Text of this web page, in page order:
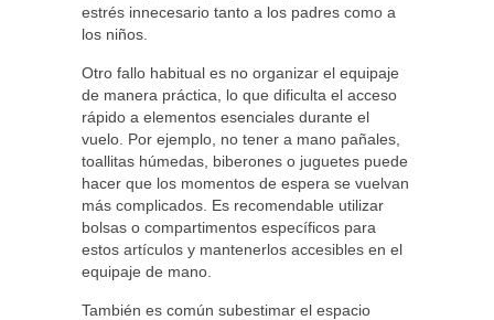
estrés innecesario tanto a los padres como a
los niños.
Otro fallo habitual es no organizar el equipaje
de manera práctica, lo que dificulta el acceso
rápido a elementos esenciales durante el
vuelo. Por ejemplo, no tener a mano pañales,
toallitas húmedas, biberones o juguetes puede
hacer que los momentos de espera se vuelvan
más complicados. Es recomendable utilizar
bolsas o compartimentos específicos para
estos artículos y mantenerlos accesibles en el
equipaje de mano.
También es común subestimar el espacio